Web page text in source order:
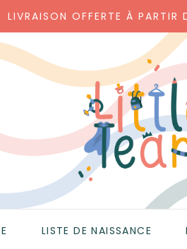
LIVRAISON OFFERTE À PARTIR
LISTE DE NAISSANCE